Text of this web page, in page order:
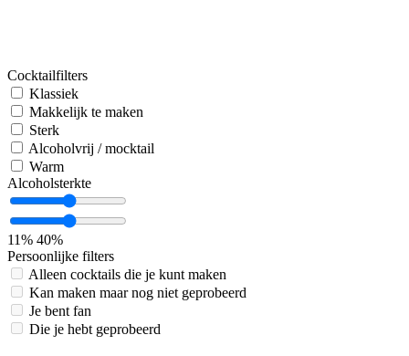
Cocktailfilters
Klassiek
Makkelijk te maken
Sterk
Alcoholvrij / mocktail
Warm
Alcoholsterkte
11% 40%
Persoonlijke filters
Alleen cocktails die je kunt maken
Kan maken maar nog niet geprobeerd
Je bent fan
Die je hebt geprobeerd